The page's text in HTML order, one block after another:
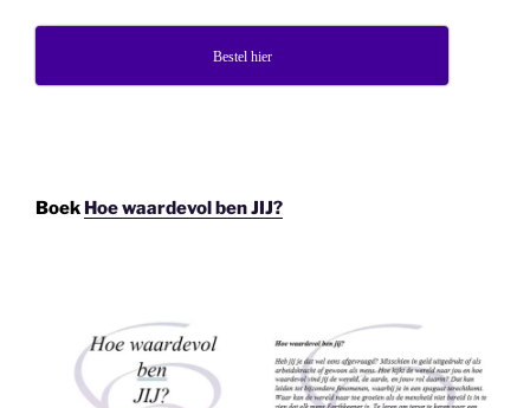
Bestel hier
Boek Hoe waardevol ben JIJ?